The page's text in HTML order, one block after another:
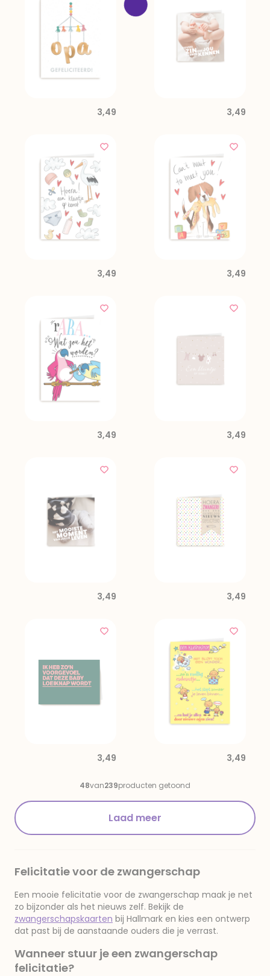
3,49 3,49
3,49 3,49
3,49 3,49
3,49 3,49
3,49 3,49
48van239producten getoond
Laad meer
Felicitatie voor de zwangerschap
Een mooie felicitatie voor de zwangerschap maak je net
zo bijzonder als het nieuws zelf. Bekijk de
zwangerschapskaarten bij Hallmark en kies een ontwerp
dat past bij de aanstaande ouders die je verrast.
Wanneer stuur je een zwangerschap
felicitatie?